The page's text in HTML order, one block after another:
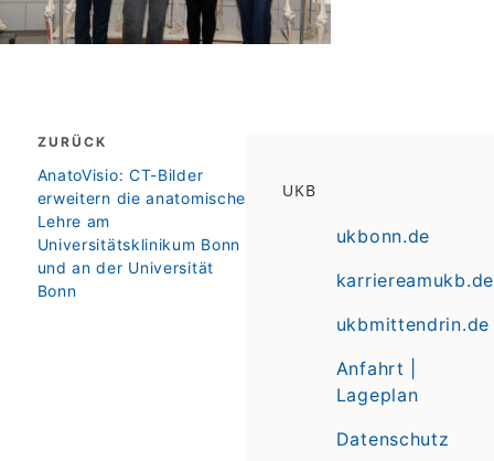
Beitragsnavigation
ZURÜCK
zurück
AnatoVisio: CT-Bilder
erweitern die anatomische
Lehre am
Universitätsklinikum Bonn
und an der Universität
Bonn
UKB
ukbonn.de
karriereamukb.de
ukbmittendrin.de
Anfahrt |
Lageplan
Datenschutz